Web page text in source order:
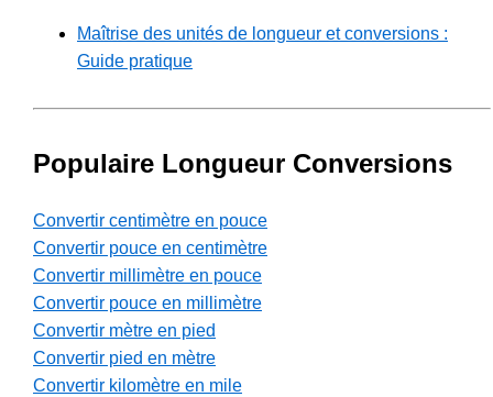
Maîtrise des unités de longueur et conversions :
Guide pratique
Populaire Longueur Conversions
Convertir centimètre en pouce
Convertir pouce en centimètre
Convertir millimètre en pouce
Convertir pouce en millimètre
Convertir mètre en pied
Convertir pied en mètre
Convertir kilomètre en mile